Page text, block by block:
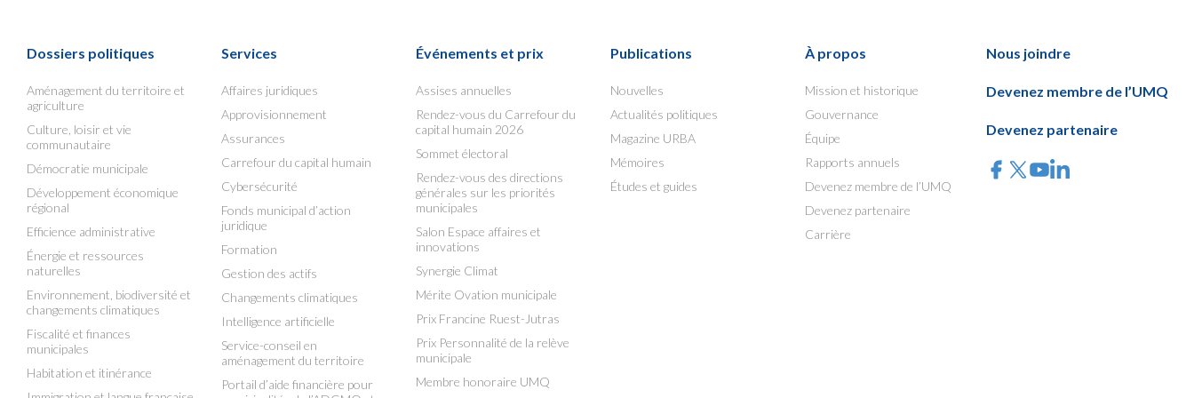
Dossiers politiques
Aménagement du territoire et
agriculture
Culture, loisir et vie
communautaire
Démocratie municipale
Développement économique
régional
Efficience administrative
Énergie et ressources
naturelles
Environnement, biodiversité et
changements climatiques
Fiscalité et finances
municipales
Habitation et itinérance
Services
Affaires juridiques
Approvisionnement
Assurances
Carrefour du capital humain
Cybersécurité
Fonds municipal d’action
juridique
Formation
Gestion des actifs
Changements climatiques
Intelligence artificielle
Service-conseil en
aménagement du territoire
Portail d’aide financière pour
Événements et prix
Assises annuelles
Rendez-vous du Carrefour du
capital humain 2026
Sommet électoral
Rendez-vous des directions
générales sur les priorités
municipales
Salon Espace affaires et
innovations
Synergie Climat
Mérite Ovation municipale
Prix Francine Ruest-Jutras
Prix Personnalité de la relève
municipale
Membre honoraire UMQ
Publications
Nouvelles
Actualités politiques
Magazine URBA
Mémoires
Études et guides
À propos
Mission et historique
Gouvernance
Équipe
Rapports annuels
Devenez membre de l’UMQ
Devenez partenaire
Carrière
Nous joindre
Devenez membre de l’UMQ
Devenez partenaire